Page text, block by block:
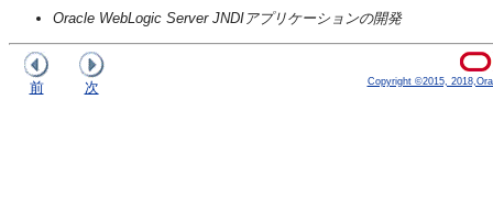
Oracle WebLogic Server JNDIアプリケーションの開発
前 次 Copyright ©2015,